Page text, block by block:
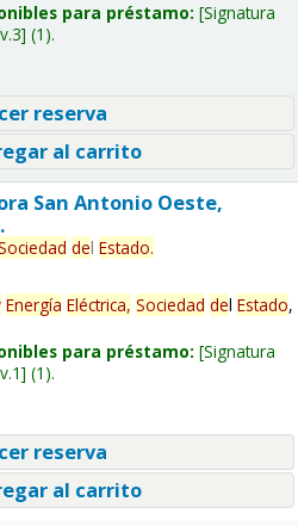
para préstamo: Signatura
(1).
reserva
al carrito
San Antonio Oeste,
del Estado.
Energía Eléctrica, Sociedad del Estado,
para préstamo: Signatura
(1).
reserva
al carrito